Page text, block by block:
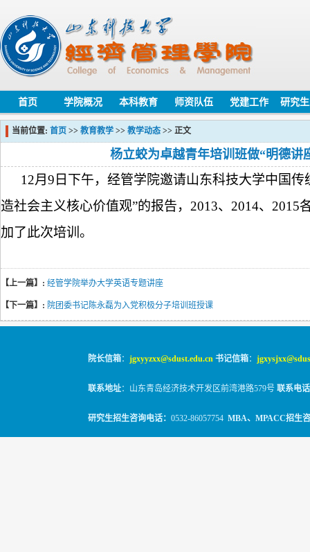
首页 学院概况 本科教育 师资队伍 党建工作 研究
当前位置: 首页 >> 教育教学 >> 教学动态 >> 正文
杨立蛟为卓越青年培训班做“明德
12月9日下午，经管学院邀请山东科技大学中国
造社会主义核心价值观”的报告， 2013、 2014、 2015
加了此次培训 。
【上一篇】: 经管学院举办大学英语专题讲座
【下一篇】: 院团委书记陈永磊为入党积极分子培训班授课
院长信箱： jgxyyzxx@sdust.edu.cn 书记信箱：
联系地址：山东青岛经济技术开发区前湾港路579号 联系电话
研究生招生咨询电话： 0532-86057754 MBA、MPACC招生